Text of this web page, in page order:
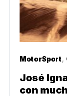
MotorSport
José
con